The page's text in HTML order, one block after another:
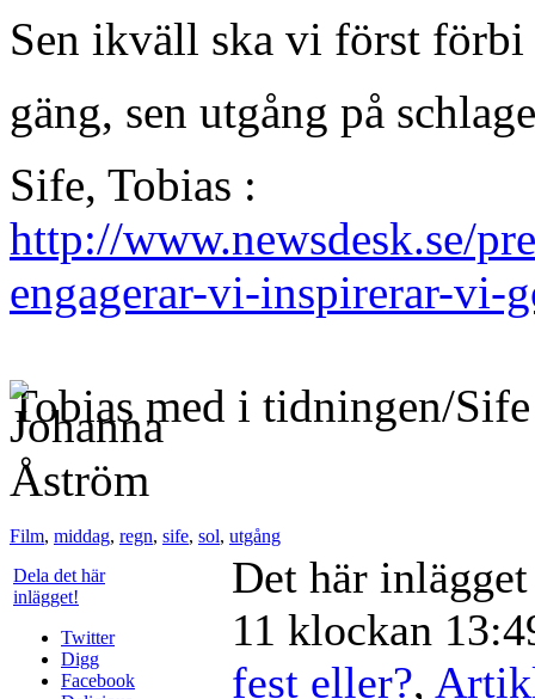
Sen ikväll ska vi först förbi
gäng, sen utgång på
Sife, Tobias :
http://www.newsdesk.se/
engagerar-vi-inspirerar-vi-
Tobias med i tidningen/
Film, middag, regn, sife, sol, utgång
Dela det här
inlägget!
Twitter
Digg
Facebook
Det här
11 klockan
fest eller?,